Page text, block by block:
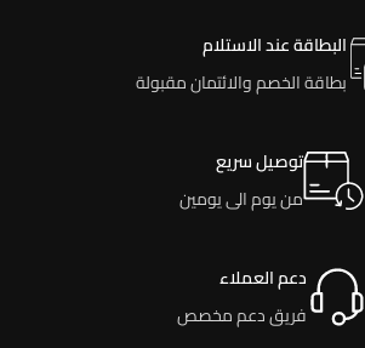
البطاقة عند الاستلام
بطاقة الخصم والائتمان مقبولة
توصيل سريع
من يوم الى يومين
دعم العملاء
فريق دعم مخصص